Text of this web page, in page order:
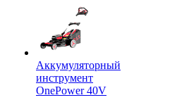
Аккумуляторный
инструмент
OnePower 40V